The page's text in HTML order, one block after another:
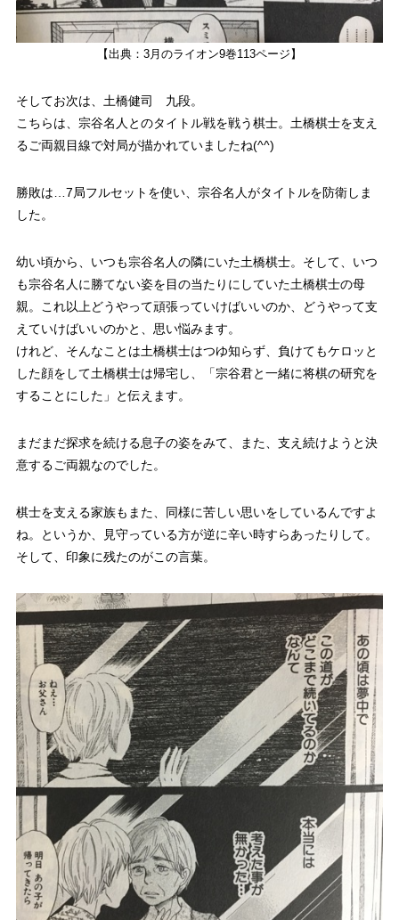
【出典：3月のライオン9巻113ページ】
そしてお次は、 土橋健司 九段。
こちらは、宗谷名人とのタイトル戦を戦う棋士。土橋棋士を支え
るご両親目線で対局が描かれていましたね(^^)
勝敗は…7局フルセットを使い、宗谷名人がタイトルを防衛しま
した。
幼い頃から、いつも宗谷名人の隣にいた土橋棋士。そして、いつ
も宗谷名人に勝てない姿を目の当たりにしていた土橋棋士の母
親。これ以上どうやって頑張っていけばいいのか、どうやって支
えていけばいいのかと、思い悩みます。
けれど、そんなことは土橋棋士はつゆ知らず、負けてもケロッと
した顔をして土橋棋士は帰宅し、
「宗谷君と一緒に将棋の研究を
することにした」
と伝えます。
まだまだ探求を続ける息子の姿をみて、また、支え続けようと決
意するご両親なのでした。
棋士を支える家族もまた、同様に苦しい思いをしているんですよ
ね。というか、見守っている方が逆に辛い時すらあったりして。
そして、印象に残たのがこの言葉。